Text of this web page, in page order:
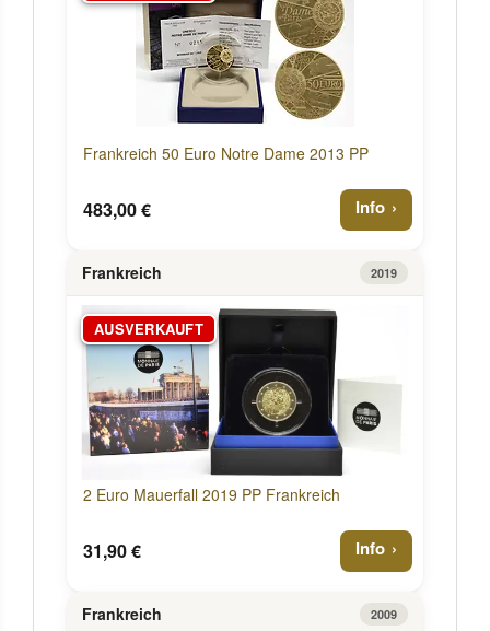
Frankreich 50 Euro Notre Dame 2013 PP
483,00 € Info
Frankreich 2019
AUSVERKAUFT
2 Euro Mauerfall 2019 PP Frankreich
31,90 € Info
Frankreich 2009